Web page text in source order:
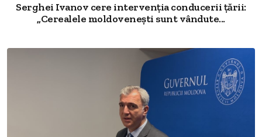
Serghei Ivanov cere intervenția conducerii țării:
„Cerealele moldovenești sunt vândute...